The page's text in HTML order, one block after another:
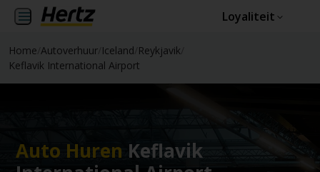
Loyaliteit
Home Autoverhuur Iceland Reykjavik
Keflavik International Airport
Auto Huren Keflavik